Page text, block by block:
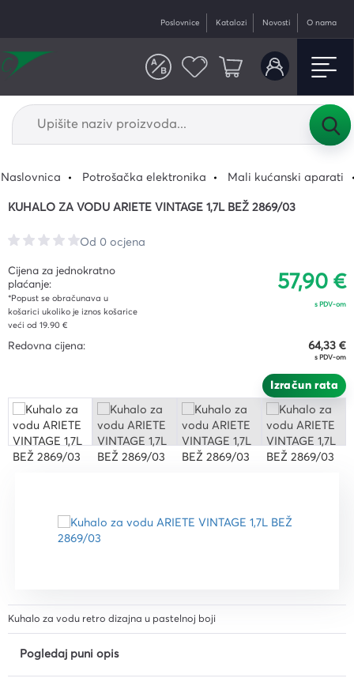
Poslovnice Katalozi Novosti O nama
Naslovnica Potrošačka elektronika Mali kućanski aparati
KUHALO ZA VODU ARIETE VINTAGE 1,7L BEŽ 2869/03
Od 0 ocjena
Cijena za jednokratno
plaćanje:
*Popust se obračunava u
košarici ukoliko je iznos košarice
veći od 19.90 €
57,90 €
s PDV-om
Redovna cijena: 64,33 €
s PDV-om
Izračun rata
Kuhalo za vodu retro dizajna u pastelnoj boji
Pogledaj puni opis